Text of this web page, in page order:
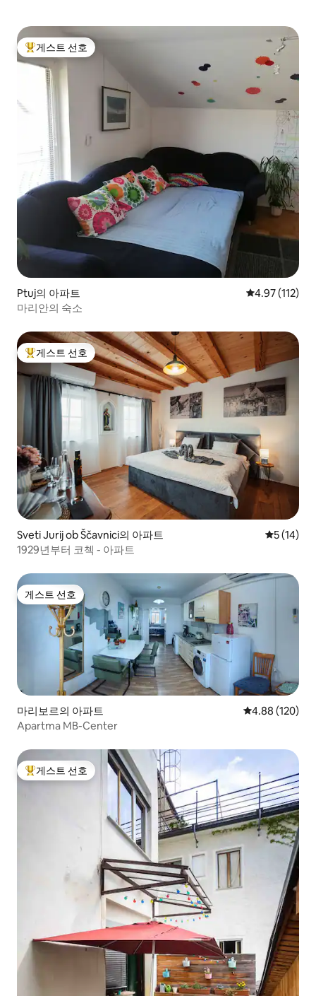
상위 게스트 선호
게스트 선호
Ptuj의 아파트 평점 4.97점(5
4.97 (112)
마리안의 숙소
상위 게스트 선호
게스트 선호
Sveti Jurij ob Ščavnici의 아파트 평점 5점
5 (14)
1929년부터 코첵 - 아파트
게스트 선호
게스트 선호
마리보르의 아파트 평점 4.88점(5
4.88 (120)
Apartma MB-Center
상위 게스트 선호
게스트 선호